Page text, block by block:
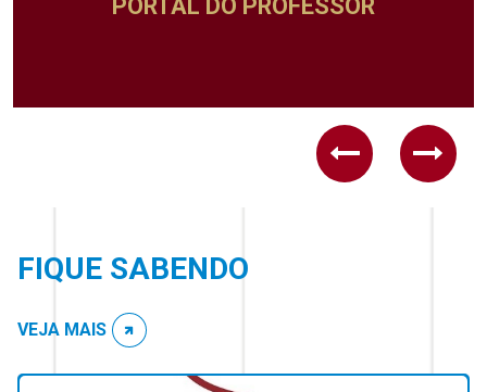
PORTAL DO PROFESSOR
Previous
Next
FIQUE SABENDO
VEJA MAIS